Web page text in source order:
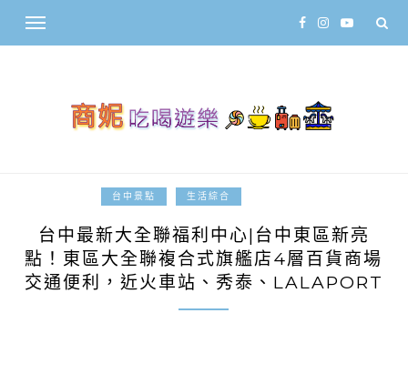
台中景點 生活綜合
台中最新大全聯福利中心|台中東區新亮
點！東區大全聯複合式旗艦店4層百貨商場
交通便利，近火車站、秀泰、LALAPORT